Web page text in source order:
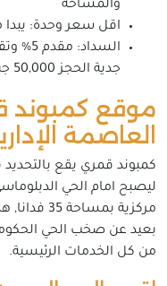
والمساحة
اقل سعر وحدة: يبدا من 3,348,000
جدية الحجز 50,000 جنيه
موقع كمبوند
العاصمة
ليصبح امام الحي
مركزية
بعيد عن صخب الحي الحكومي
من كل الخدمات الرئيسية.